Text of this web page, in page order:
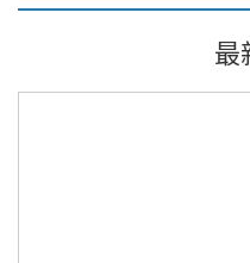
最